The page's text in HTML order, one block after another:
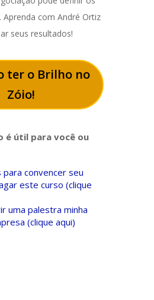
Aprenda com André Ortiz
seus resultados!
ter o Brilho no
Zóio!
é útil para você ou
convencer seu
este curso (clique
uma palestra minha
(clique aqui)